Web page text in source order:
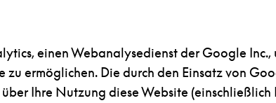
einen Webanalysedienst der Google Inc.,
zu ermöglichen. Die durch den Einsatz von
Ihre Nutzung diese Website (einschließlich